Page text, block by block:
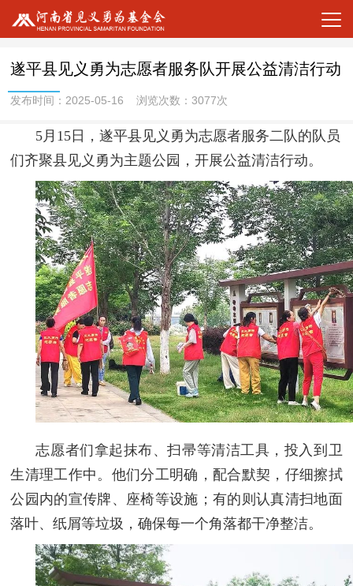
遂平县见义勇为志愿者服务队开展公益清洁行动
发布时间：2025-05-16 浏览次数：3077次
5月15日，遂平县见义勇为志愿者服务二队的队员
们齐聚县见义勇为主题公园，开展公益清洁行动。
志愿者们拿起抹布、扫帚等清洁工具，投入到卫
生清理工作中。他们分工明确，配合默契，仔细擦拭
公园内的宣传牌、座椅等设施；有的则认真清扫地面
落叶、纸屑等垃圾，确保每一个角落都干净整洁。